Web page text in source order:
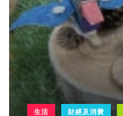
生活 財經及消費